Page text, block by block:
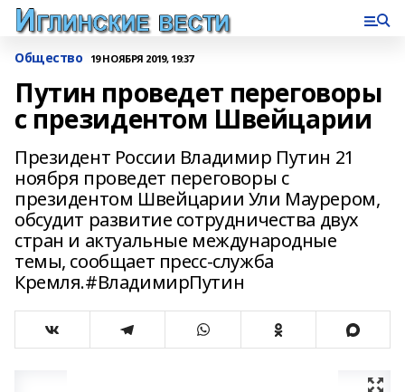
Общество 19 НОЯБРЯ 2019, 19:37
Путин проведет переговоры
с президентом Швейцарии
Президент России Владимир Путин 21
ноября проведет переговоры с
президентом Швейцарии Ули Маурером,
обсудит развитие сотрудничества двух
стран и актуальные международные
темы, сообщает пресс-служба
Кремля.#ВладимирПутин